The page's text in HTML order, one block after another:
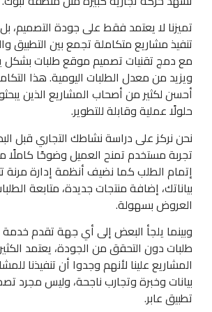
تميزنا لا يعتمد فقط على جودة التصميم، بل
تنفيذ مشاريع متكاملة تجمع بين التطبيق
مع دمج تقنيات تصميم موقع طلبات بشكل
ويزيد من معدل الطلبات اليومية. هذا التكامل
أحسن لكثير من أصحاب المشاريع الذين
حلولًا عملية وقابلة للتطوير.
نحن نركز على دراسة نشاطك التجاري قبل
تجربة مستخدم تمنح العميل وضوحًا
إتمام الطلب كما نضيف أنظمة إدارة مرنة
بياناتك، إضافة منتجات جديدة، متابعة
العروض بسهولة.
وبينما يلجأ البعض إلى أي جهة تقدم
طلبات دون التحقق من الجودة، يعتمد
المشاريع علينا لأنهم وجدوا أن تنفيذنا
بيانات وخبرة وتجارب ناجحة، وليس مجرد
تطبيق عابر.